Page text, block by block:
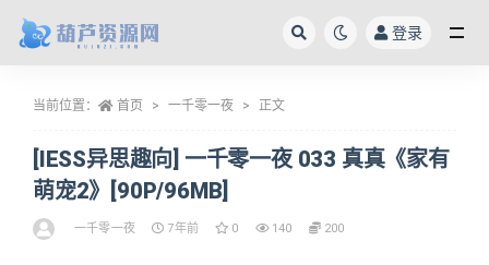
登录
当前位置： 首页 一千零一夜 正文
[IESS异思趣向] 一千零一夜 033 真真《家有
萌宠2》[90P/96MB]
一千零一夜 7年前 0 140 200